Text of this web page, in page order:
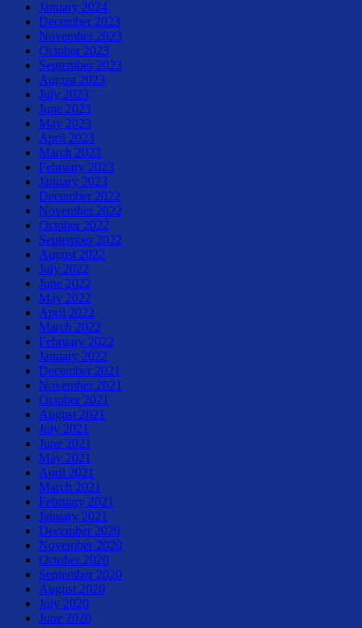
January 2024
December 2023
November 2023
October 2023
September 2023
August 2023
July 2023
June 2023
May 2023
April 2023
March 2023
February 2023
January 2023
December 2022
November 2022
October 2022
September 2022
August 2022
July 2022
June 2022
May 2022
April 2022
March 2022
February 2022
January 2022
December 2021
November 2021
October 2021
August 2021
July 2021
June 2021
May 2021
April 2021
March 2021
February 2021
January 2021
December 2020
November 2020
October 2020
September 2020
August 2020
July 2020
June 2020